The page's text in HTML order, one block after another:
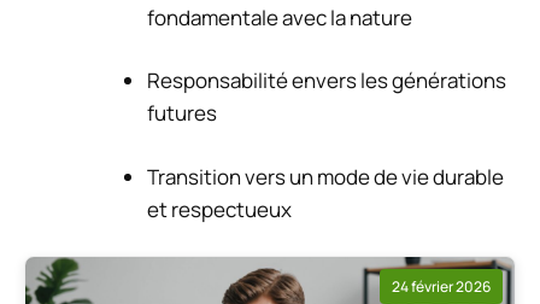
fondamentale avec la nature
Responsabilité envers les générations
futures
Transition vers un mode de vie durable
et respectueux
24 février 2026